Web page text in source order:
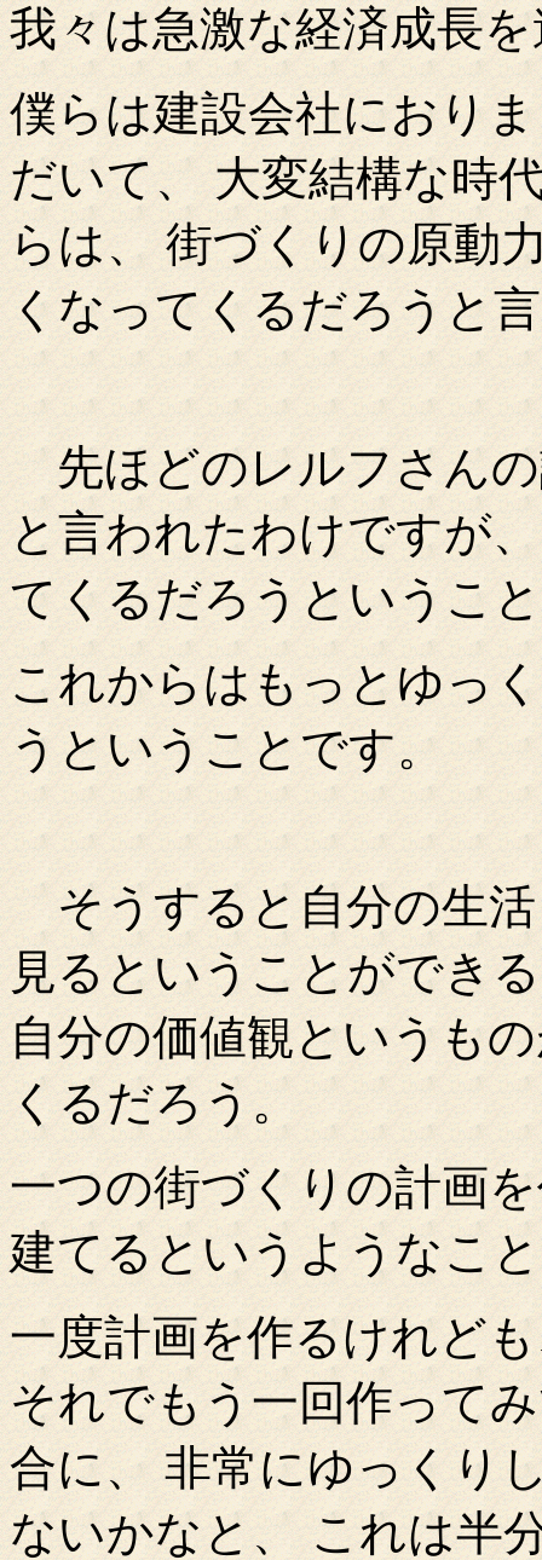
我々は急激な経済成長
僕らは建設会社におり
だいて、 大変結構な時
らは、 街づくりの原動
くなってくるだろうと
先ほどのレルフさんの
と言われたわけですが
てくるだろうというこ
これからはもっとゆっ
うということです。
そうすると自分の生活
見るということができ
自分の価値観というも
くるだろう。
一つの街づくりの計画
建てるというようなこ
一度計画を作るけれど
それでもう一回作って
合に、 非常にゆっくり
ないかなと、 これは半